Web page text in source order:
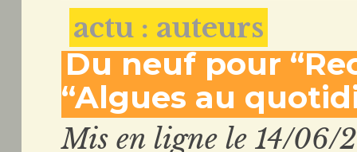
actu : auteurs
Du neuf pour
“Algues au
Mis en ligne le 14/06/